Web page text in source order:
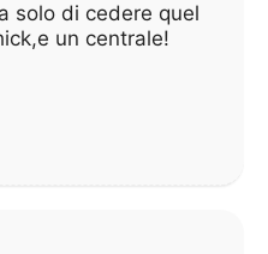
solo di cedere quel
un centrale!